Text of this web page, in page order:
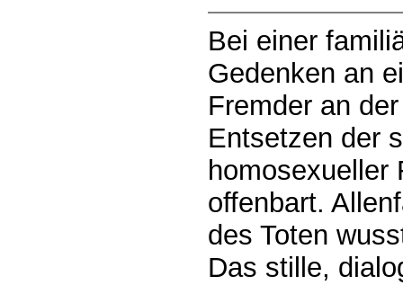
Bei einer
Gedenken an
Fremder an
Entsetzen der
homosexueller
offenbart.
des Toten
Das stille,